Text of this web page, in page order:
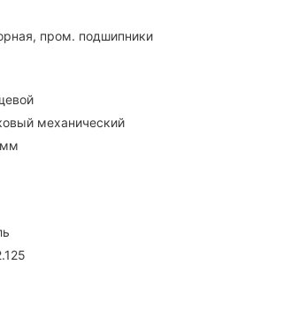
пром. подшипники
механический